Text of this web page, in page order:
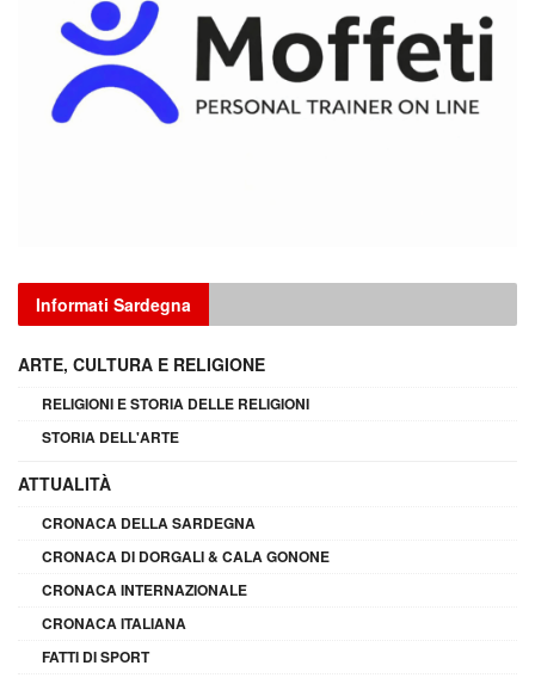
Informati Sardegna
ARTE, CULTURA E RELIGIONE
RELIGIONI E STORIA DELLE RELIGIONI
STORIA DELL'ARTE
ATTUALITÀ
CRONACA DELLA SARDEGNA
CRONACA DI DORGALI & CALA GONONE
CRONACA INTERNAZIONALE
CRONACA ITALIANA
FATTI DI SPORT